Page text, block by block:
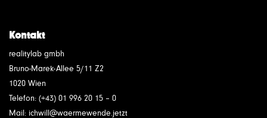
Kontakt
realitylab gmbh
Bruno-Marek-Allee 5/11 Z2
1020 Wien
Telefon: (+43) 01 996 20 15 – 0
Mail: ichwill@waermewende.jetzt